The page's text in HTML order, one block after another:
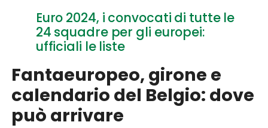
Euro 2024, i convocati di tutte le
24 squadre per gli europei:
ufficiali le liste
Fantaeuropeo, girone e
calendario del Belgio: dove
può arrivare